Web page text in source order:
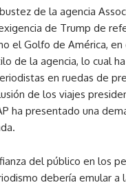
de la agencia
de Trump de
el Golfo de América, en
de la agencia, lo cual
en ruedas de
de los viajes
ha presentado una
del público en los
debería emular a